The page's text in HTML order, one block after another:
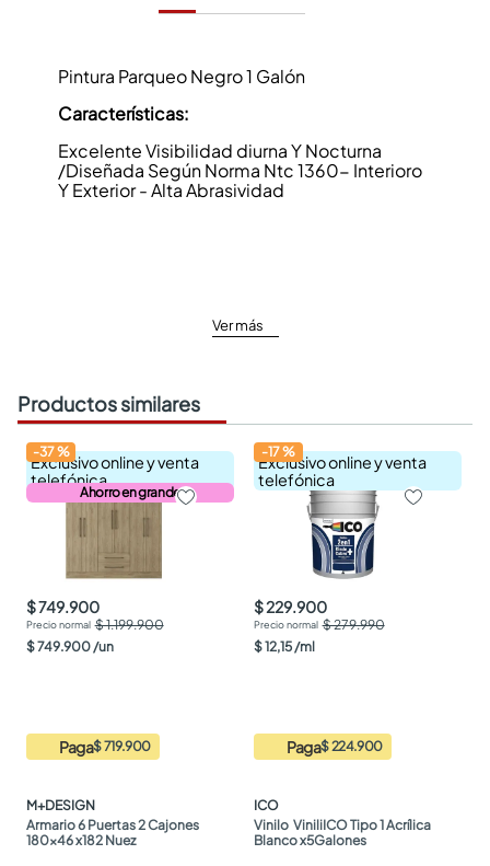
Pintura Parqueo Negro 1 Galón
Características:
Excelente Visibilidad diurna Y Nocturna
/Diseñada Según Norma Ntc 1360- Interioro
Y Exterior - Alta Abrasividad
Ver más
Productos similares
Exclusivo online y venta
telefónica
Ahorro en grande
-37%
$ 749.900
$ 1.199.900
$749.900 /un
Paga$ 719.900
M+DESIGN
Armario 6 Puertas 2 Cajones
180x46 x182 Nuez
Exclusivo online y venta
telefónica
-17%
$ 229.900
$ 279.990
$12,15 /ml
Paga$ 224.900
ICO
Vinilo  ViniliICO Tipo 1 Acrílica
Blanco x5Galones